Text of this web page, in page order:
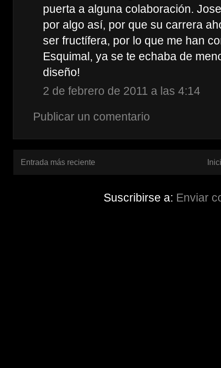
puerta a alguna colaboración.
por algo así, por que su carrera
ser fructífera, por lo que me han
Esquimal, ya se te echaba de
diseño!
2 de febrero de 2011 a las 4:14
Publicar un comentario
Entrada más reciente
Suscribirse a: Enviar